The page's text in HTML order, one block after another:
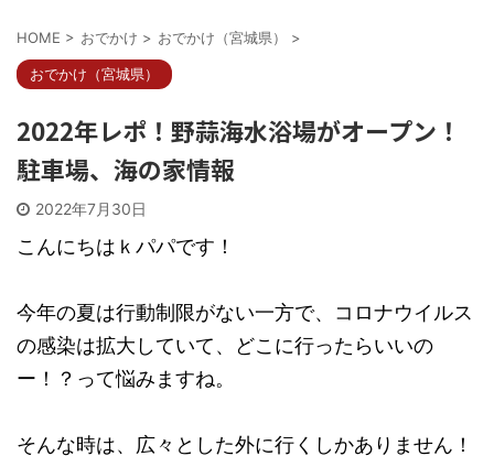
HOME > おでかけ > おでかけ（宮城県） >
おでかけ（宮城県）
2022年レポ！野蒜海水浴場がオープン！
駐車場、海の家情報
2022年7月30日
こんにちはｋパパです！
今年の夏は行動制限がない一方で、コロナウイルス
の感染は拡大していて、どこに行ったらいいの
ー！？って悩みますね。
そんな時は、広々とした外に行くしかありません！